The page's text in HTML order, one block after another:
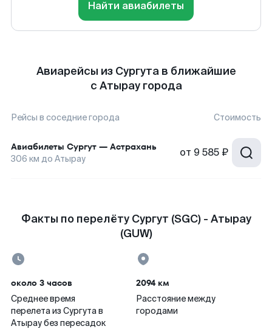
Найти авиабилеты
Авиарейсы из Сургута в ближайшие
с Атырау города
Рейсы в соседние города Стоимость
Авиабилеты Сургут — Астрахань
306 км до Атырау от 9 585 ₽
Факты по перелёту Сургут (SGC) - Атырау
(GUW)
около 3 часов
Среднее время
перелета из Сургута в
Атырау без пересадок
2094 км
Расстояние между
городами